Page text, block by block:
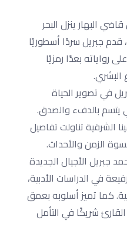
البهار ينزل البحر
وغواية الإسكندر (2005م)، قدم جبريل سردًا أسطوريًا
رواياته بعدًا رمزيًا
في تصوير الحياة
يتسم بالدفء والصدق.
الشرقية تناولت تفاصيل
الزمن والأحداث.
جبريل الأجيال الجديدة
في الدراسات الأدبية،
كما تميز أسلوبه بعمق
شريكًا في التأمل